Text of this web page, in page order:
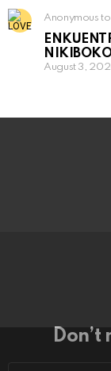
Anonymous to
August 3,